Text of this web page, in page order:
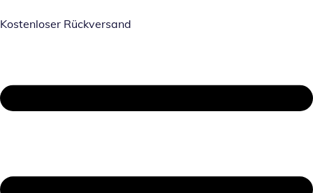
Kostenloser Rückversand